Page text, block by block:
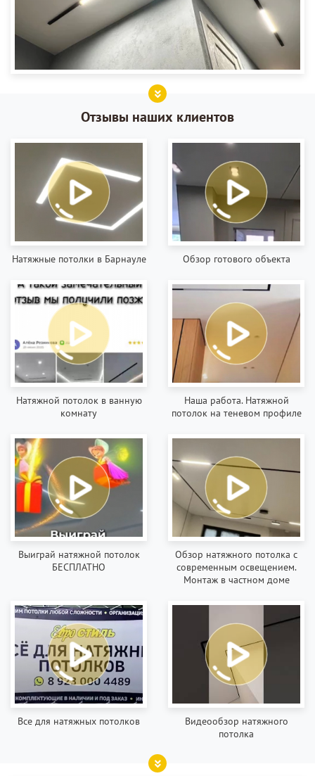
Отзывы наших клиентов
Натяжные потолки в Барнауле Обзор готового объекта
Натяжной потолок в ванную
комнату
Наша работа. Натяжной
потолок на теневом профиле
Выиграй натяжной потолок
БЕСПЛАТНО
Обзор натяжного потолка с
современным освещением.
Монтаж в частном доме
Все для натяжных потолков
Видеообзор натяжного
потолка